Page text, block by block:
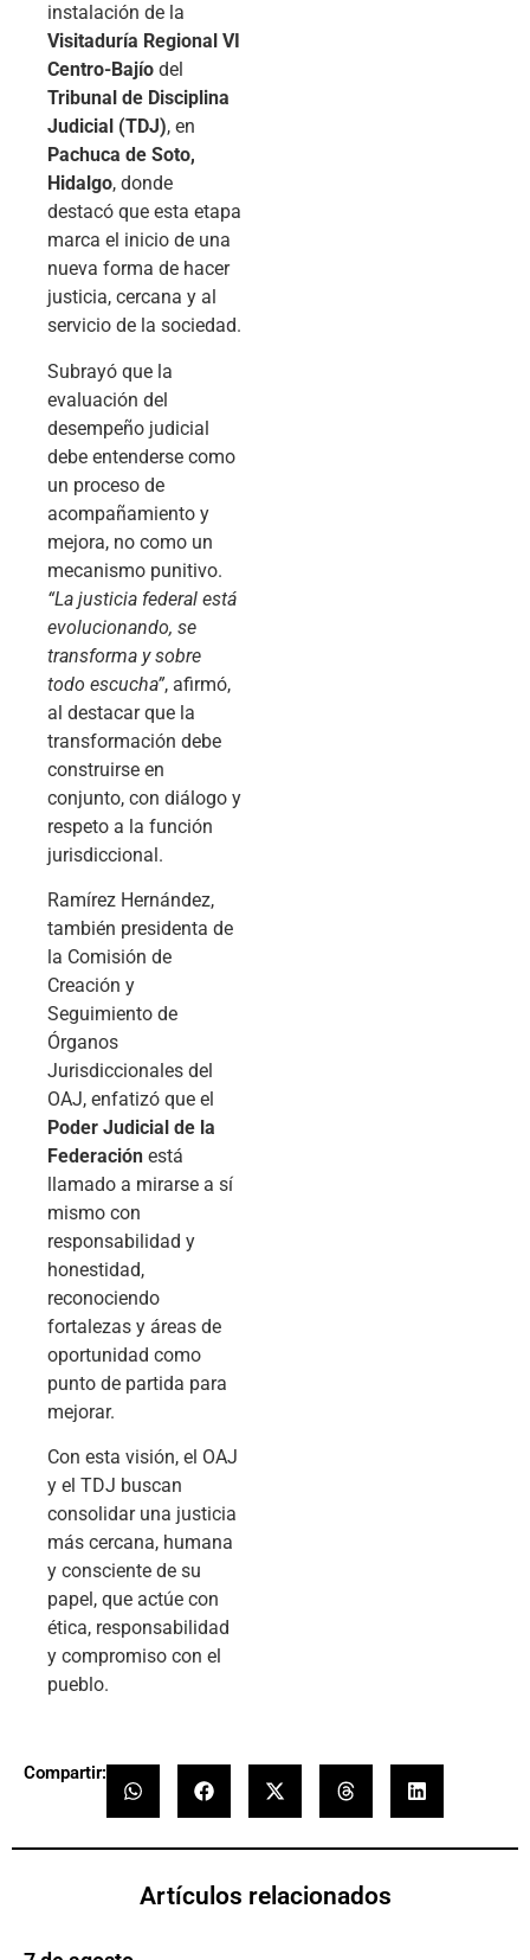
instalación de la
Visitaduría Regional VI
Centro-Bajío del
Tribunal de Disciplina
Judicial (TDJ), en
Pachuca de Soto,
Hidalgo, donde
destacó que esta etapa
marca el inicio de una
nueva forma de hacer
justicia, cercana y al
servicio de la sociedad.
Subrayó que la
evaluación del
desempeño judicial
debe entenderse como
un proceso de
acompañamiento y
mejora, no como un
mecanismo punitivo.
“La justicia federal está
evolucionando, se
transforma y sobre
todo escucha”, afirmó,
al destacar que la
transformación debe
construirse en
conjunto, con diálogo y
respeto a la función
jurisdiccional.
Ramírez Hernández,
también presidenta de
la Comisión de
Creación y
Seguimiento de
Órganos
Jurisdiccionales del
OAJ, enfatizó que el
Poder Judicial de la
Federación está
llamado a mirarse a sí
mismo con
responsabilidad y
honestidad,
reconociendo
fortalezas y áreas de
oportunidad como
punto de partida para
mejorar.
Con esta visión, el OAJ
y el TDJ buscan
consolidar una justicia
más cercana, humana
y consciente de su
papel, que actúe con
ética, responsabilidad
y compromiso con el
pueblo.
Compartir:
Artículos relacionados